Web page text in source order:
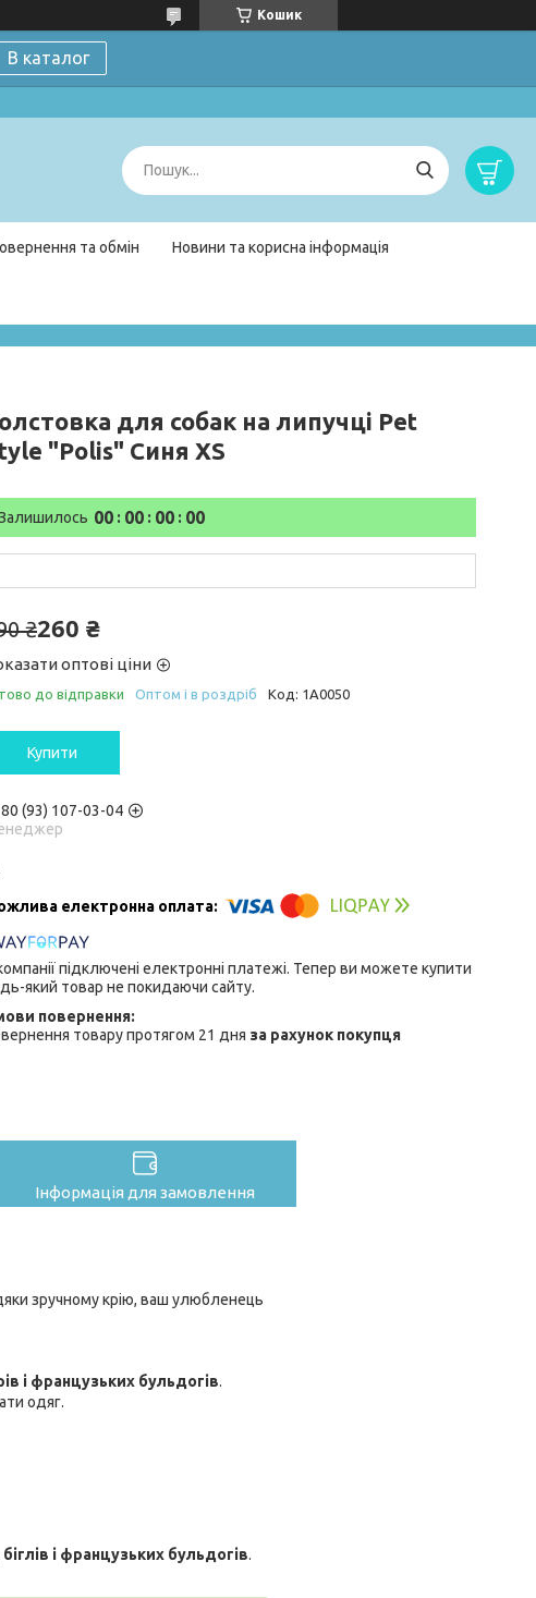
Кошик
В каталог
та обмін Новини та корисна інформація
для собак на липучці Pet
"Polis" Синя XS
Залишилось 00 00 00 00
₴260 ₴
оптові ціни
до відправки Оптом і в роздріб Код: 1A0050
Купити
(93) 107-03-04
підключені електронні платежі. Тепер ви можете купити
який товар не покидаючи сайту.
товару протягом 21 дня за рахунок покупця
Інформація для замовлення
зручному крію, ваш улюбленець
і французьких бульдогів.
одяг.
і французьких бульдогів.